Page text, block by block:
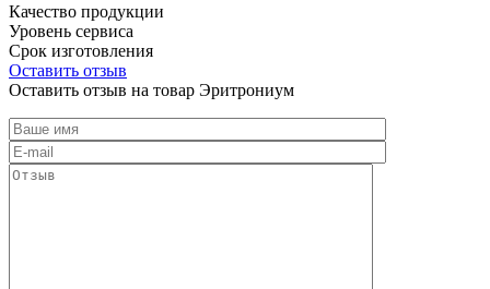
Качество продукции
Уровень сервиса
Срок изготовления
Оставить отзыв
Оставить отзыв на товар Эритрониум